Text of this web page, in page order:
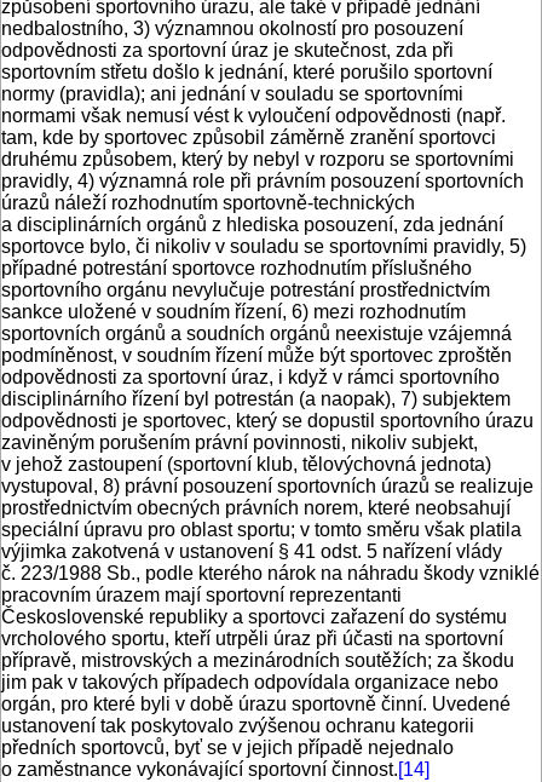
způsobení sportovního úrazu, ale také v případě jednání
nedbalostního, 3) významnou okolností pro posouzení
odpovědnosti za sportovní úraz je skutečnost, zda při
sportovním střetu došlo k jednání, které porušilo sportovní
normy (pravidla); ani jednání v souladu se sportovními
normami však nemusí vést k vyloučení odpovědnosti (např.
tam, kde by sportovec způsobil záměrně zranění sportovci
druhému způsobem, který by nebyl v rozporu se sportovními
pravidly, 4) významná role při právním posouzení sportovních
úrazů náleží rozhodnutím sportovně-technických
a disciplinárních orgánů z hlediska posouzení, zda jednání
sportovce bylo, či nikoliv v souladu se sportovními pravidly, 5)
případné potrestání sportovce rozhodnutím příslušného
sportovního orgánu nevylučuje potrestání prostřednictvím
sankce uložené v soudním řízení, 6) mezi rozhodnutím
sportovních orgánů a soudních orgánů neexistuje vzájemná
podmíněnost, v soudním řízení může být sportovec zproštěn
odpovědnosti za sportovní úraz, i když v rámci sportovního
disciplinárního řízení byl potrestán (a naopak), 7) subjektem
odpovědnosti je sportovec, který se dopustil sportovního úrazu
zaviněným porušením právní povinnosti, nikoliv subjekt,
v jehož zastoupení (sportovní klub, tělovýchovná jednota)
vystupoval, 8) právní posouzení sportovních úrazů se realizuje
prostřednictvím obecných právních norem, které neobsahují
speciální úpravu pro oblast sportu; v tomto směru však platila
výjimka zakotvená v ustanovení § 41 odst. 5 nařízení vlády
č. 223/1988 Sb., podle kterého nárok na náhradu škody vzniklé
pracovním úrazem mají sportovní reprezentanti
Československé republiky a sportovci zařazení do systému
vrcholového sportu, kteří utrpěli úraz při účasti na sportovní
přípravě, mistrovských a mezinárodních soutěžích; za škodu
jim pak v takových případech odpovídala organizace nebo
orgán, pro které byli v době úrazu sportovně činní. Uvedené
ustanovení tak poskytovalo zvýšenou ochranu kategorii
předních sportovců, byť se v jejich případě nejednalo
o zaměstnance vykonávající sportovní činnost.[14]